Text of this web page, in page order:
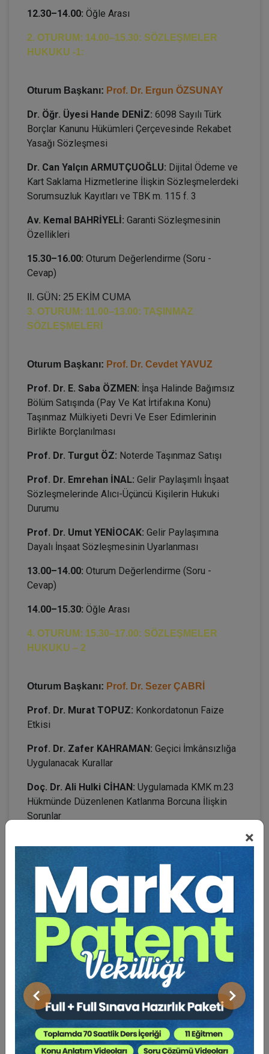
×
Önceki Sonraki
12.30–14.00: Öğle Arası
2. OTURUM: 14.00–15.30: SÖZLEŞMELER
HUKUKU -1:
Oturum Başkanı: Prof. Dr. Ergun ÖZSUNAY
Dr. Öğr. Üyesi Hande DENİZ: 6098 Sayılı Türk
Borçlar Kanunu Hükümleri Çerçevesinde Rekabet
Yasağı Sözleşmesi
Dr. Can Yalçın ARMUTÇUOĞLU: Dijital Ödeme ve
Kart Saklama Hizmetlerine İlişkin Sözleşmelerdeki
Sorumsuzluk Kayıtları ve TBK m. 115 f. 3
Av. Kemal BAHRİYELİ: Garanti Sözleşmesinin
Özellikleri
15.30–16.00: Oturum Değerlendirme (Soru -
Cevap)
II. GÜN: 25 EKİM CUMA
3. OTURUM: 11.00–13.00: TAŞINMAZ
SÖZLEŞMELERİ
Oturum Başkanı: Prof. Dr. Cevdet YAVUZ
Prof. Dr. E. Saba ÖZMEN: İnşa Halinde Bağımsız
Bölüm Satışında (Pay Ve Kat İrtifakına Konu)
Taşınmaz Mülkiyeti Devri Ve Eser Edimlerinin
Birlikte Borçlanılması
Prof. Dr. Turgut ÖZ: Noterde Taşınmaz Satışı
Prof. Dr. Emrehan İNAL: Gelir Paylaşımlı İnşaat
Sözleşmelerinde Alıcı-Üçüncü Kişilerin Hukuki
Durumu
Prof. Dr. Umut YENİOCAK: Gelir Paylaşımına
Dayalı İnşaat Sözleşmesinin Uyarlanması
13.00–14.00: Oturum Değerlendirme (Soru -
Cevap)
14.00–15.30: Öğle Arası
4. OTURUM: 15.30–17.00: SÖZLEŞMELER
HUKUKU – 2
Oturum Başkanı: Prof. Dr. Sezer ÇABRİ
Prof. Dr. Murat TOPUZ: Konkordatonun Faize
Etkisi
Prof. Dr. Zafer KAHRAMAN: Geçici İmkânsızlığa
Uygulanacak Kurallar
Doç. Dr. Ali Hulki CİHAN: Uygulamada KMK m.23
Hükmünde Düzenlenen Katlanma Borcuna İlişkin
Sorunlar
III. GÜN: 26 EKİM CUMARTESİ
5. OTURUM: 11.00–12.30: KİRA SÖZLEŞMESİ
Oturum Başkanı: Prof. Dr. Faruk ACAR
Samet Yazıcı (BAM 35. D. Üyesi): Kiracının
Kiralananın Geri Verilmesi Borcu
Ankara BAM. 15. HD. Em. Başkanı Mithat CERAN:
Kira Bedelinde Temerrüt
Doç. Dr. Yıldırım KESER:Kiracının Yan Giderlerde